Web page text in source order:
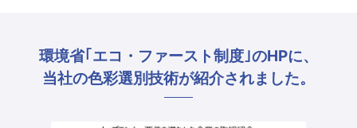
環境省｢エコ・ファースト制度｣のHPに、
当社の色彩選別技術が紹介されました。